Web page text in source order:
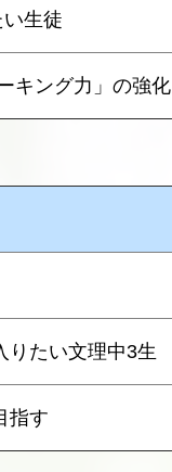
生徒
キング力」の強化
りたい文理中3生
指す